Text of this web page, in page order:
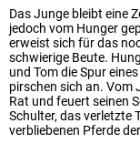
Das Junge bleibt eine
jedoch vom Hunger
erweist sich für das
schwierige Beute.
und Tom die Spur
pirschen sich an. Vom
Rat und feuert seinen
Schulter, das verletzte
verbliebenen Pferde